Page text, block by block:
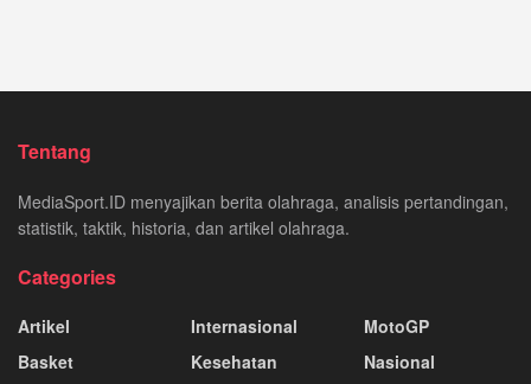
Tentang
MediaSport.ID menyajikan berita olahraga, analisis pertandingan,
statistik, taktik, historia, dan artikel olahraga.
Categories
Artikel
Basket
Internasional
Kesehatan
MotoGP
Nasional